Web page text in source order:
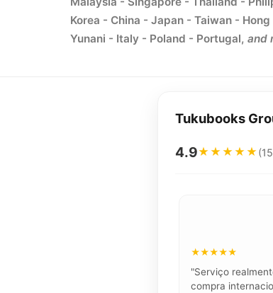
Korea - China - Japan - Taiwan -
Yunani - Italy - Poland - Portugal, and
Tukubooks
4.9★★★★★
★★★★★
"Serviço
compra